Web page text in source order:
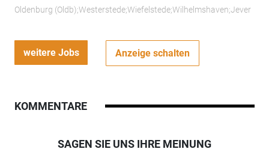
Oldenburg (Oldb);Westerstede;Wiefelstede;Wilhelmshaven;Jever
weitere Jobs Anzeige schalten
KOMMENTARE
SAGEN SIE UNS IHRE MEINUNG